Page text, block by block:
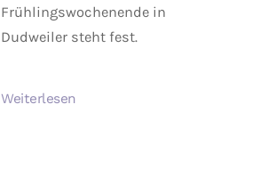
Frühlingswochenende in
Dudweiler steht fest.
Weiterlesen